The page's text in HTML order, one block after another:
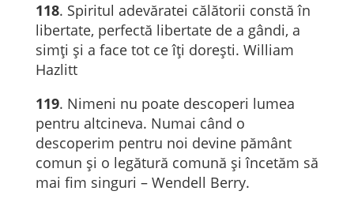
118. Spiritul adevăratei călătorii constă în
libertate, perfectă libertate de a gândi, a
simți și a face tot ce îți dorești. William
Hazlitt
119. Nimeni nu poate descoperi lumea
pentru altcineva. Numai când o
descoperim pentru noi devine pământ
comun și o legătură comună și încetăm să
mai fim singuri – Wendell Berry.